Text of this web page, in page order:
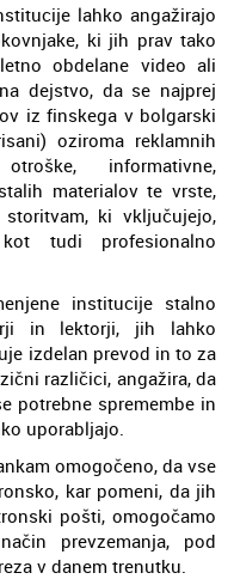
lahko angažirajo
ki jih prav tako
obdelane video ali
dejstvo, da se najprej
iz finskega v bolgarski
oziroma reklamnih
informativne,
materialov te vrste,
ki vključujejo,
tudi profesionalno
institucije stalno
in lektorji, jih lahko
izdelan prevod in to za
različici, angažira, da
potrebne spremembe in
uporabljajo.
omogočeno, da vse
kar pomeni, da jih
pošti, omogočamo
prevzemanja, pod
v danem trenutku.